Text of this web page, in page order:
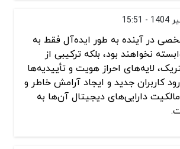
در آینده به طور ایده‌آل فقط به
نخواهند بود، بلکه ترکیبی از
لایه‌های احراز هویت و تأییدیه‌ها
کاربران جدید و ایجاد آرامش خاطر و
دارایی‌های دیجیتال آن‌ها به